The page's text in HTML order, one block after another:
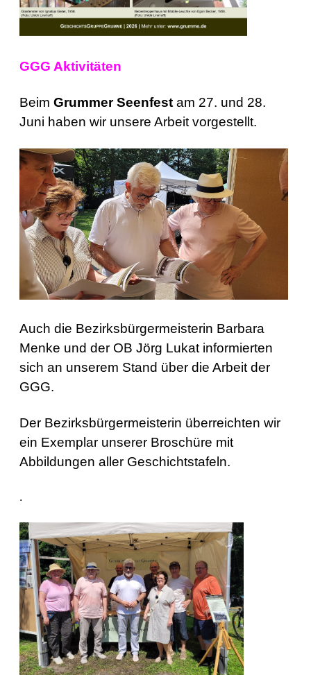
GGG Aktivitäten
Beim Grummer Seenfest am 27. und 28.
Juni haben wir unsere Arbeit vorgestellt.
Auch die Bezirksbürgermeisterin Barbara
Menke und der OB Jörg Lukat informierten
sich an unserem Stand über die Arbeit der
GGG.
Der Bezirksbürgermeisterin überreichten wir
ein Exemplar unserer Broschüre mit
Abbildungen aller Geschichtstafeln.
.